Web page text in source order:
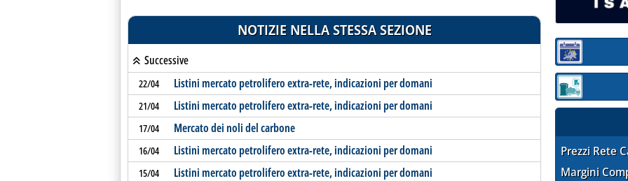
NOTIZIE NELLA STESSA SEZIONE
Successive
22/04 Listini mercato petrolifero extra-rete, indicazioni per domani
21/04 Listini mercato petrolifero extra-rete, indicazioni per domani
17/04 Mercato dei noli del carbone
16/04 Listini mercato petrolifero extra-rete, indicazioni per domani
15/04 Listini mercato petrolifero extra-rete, indicazioni per domani
Sezione:
Sezione:
Prezzi Rete
Margini